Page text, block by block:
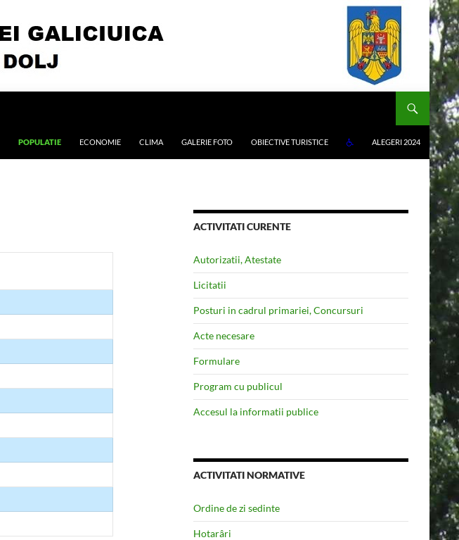
POPULATIE ECONOMIE CLIMA GALERIE FOTO OBIECTIVE TURISTICE ALEGERI 2024
ACTIVITATI CURENTE
Autorizatii, Atestate
Licitatii
Posturi in cadrul primariei, Concursuri
Acte necesare
Formulare
Program cu publicul
Accesul la informatii publice
ACTIVITATI NORMATIVE
Ordine de zi sedinte
Hotarâri